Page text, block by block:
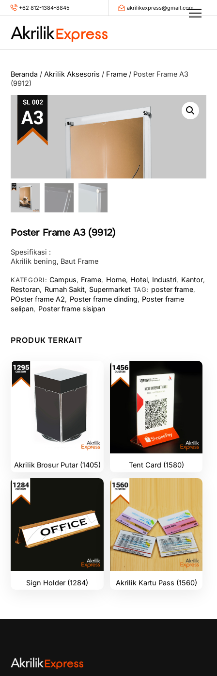
Skip
+62 812-1384-8845 akrilikexpress@gmail.com
Beranda /Akrilik Aksesoris / Frame / Poster Frame A3
(9912)
Poster Frame A3 (9912)
Spesifikasi :
Akrilik bening, Baut Frame
KATEGORI: Campus, Frame, Home, Hotel, Industri, Kantor,
Restoran, Rumah Sakit, Supermarket TAG: poster frame,
POster frame A2, Poster frame dinding, Poster frame
selipan, Poster frame sisipan
PRODUK TERKAIT
Akrilik Brosur Putar (1405) Tent Card (1580)
Sign Holder (1284) Akrilik Kartu Pass (1560)